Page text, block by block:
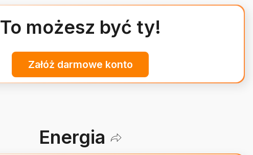
To możesz być ty!
Załóż darmowe konto
Energia